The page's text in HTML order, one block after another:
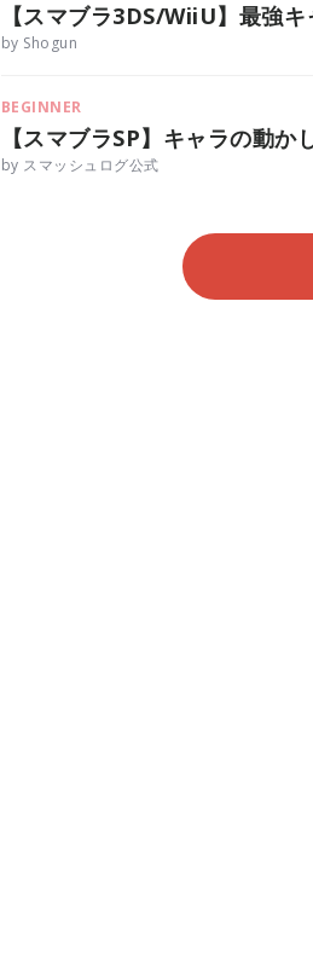
【スマブラ3DS/WiiU】最強
by Shogun
BEGINNER
【スマブラSP】キャラの動
by スマッシュログ公式